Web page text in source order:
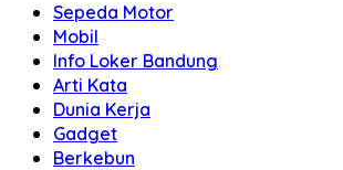
Sepeda Motor
Mobil
Info Loker Bandung
Arti Kata
Dunia Kerja
Gadget
Berkebun